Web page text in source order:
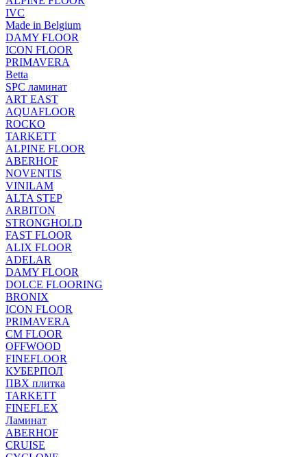
IVC
Made in Belgium
DAMY FLOOR
ICON FLOOR
PRIMAVERA
Betta
SPC ламинат
ART EAST
AQUAFLOOR
ROCKO
TARKETT
ALPINE FLOOR
ABERHOF
NOVENTIS
VINILAM
ALTA STEP
ARBITON
STRONGHOLD
FAST FLOOR
ALIX FLOOR
ADELAR
DAMY FLOOR
DOLCE FLOORING
BRONIX
ICON FLOOR
PRIMAVERA
CM FLOOR
OFFWOOD
FINEFLOOR
КУБЕРПОЛ
ПВХ плитка
TARKETT
FINEFLEX
Ламинат
ABERHOF
CRUISE